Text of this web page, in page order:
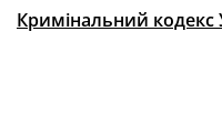
Кримінальний кодекс